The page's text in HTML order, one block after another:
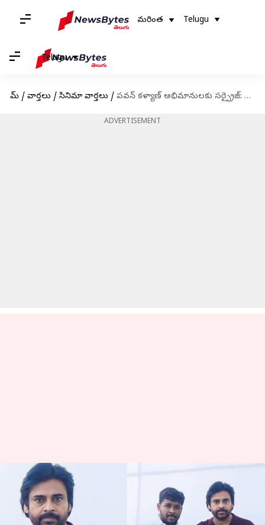
మరింత Telugu
Telugu
హోమ్ / వార్తలు / సినిమా వార్తలు / పవన్ కళ్యాణ్ అభిమానులకు సర్ప్రైజ్: ఉస్తాద్ భగత్ సింగ్ నుండి బయటకు వచ్చిన పవన్ కళ్యాణ్ లుక్
ADVERTISEMENT
పవన్ కళ్యాణ్ అభిమానులకు
సర్ప్రైజ్: ఉస్తాద్ భగత్ సింగ్ నుండి
బయటకు వచ్చిన పవన్ కళ్యాణ్ లుక్